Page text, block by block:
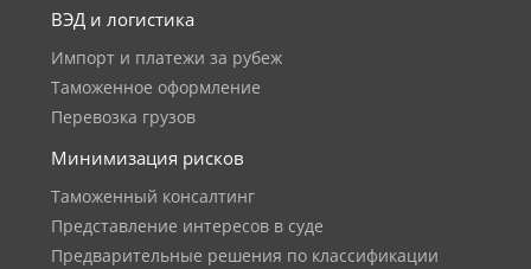
ВЭД и логистика
Импорт и платежи за рубеж
Таможенное оформление
Перевозка грузов
Минимизация рисков
Таможенный консалтинг
Представление интересов в суде
Предварительные решения по классификации